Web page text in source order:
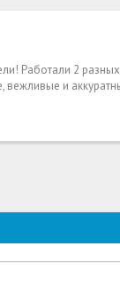
Работали 2
вежливые и